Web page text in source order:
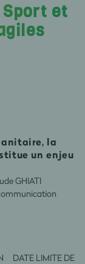
et
la
un enjeu
Claude GHIATI
DATE LIMITE DE